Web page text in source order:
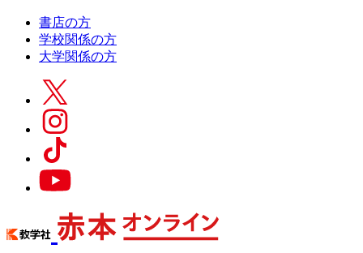
書店の方
学校関係の方
大学関係の方